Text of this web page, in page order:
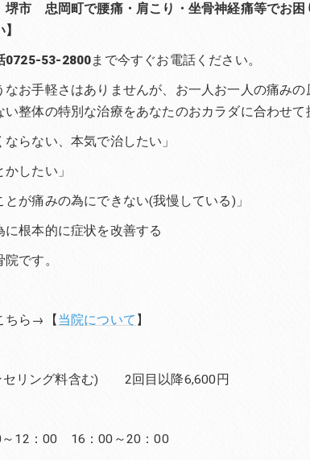
市 忠岡町で腰痛・肩こり・坐骨神経痛等でお困
0725-53-2800まで今すぐお電話ください。
なお手軽さはありませんが、お一人お一人の痛み
い整体の特別な治療をあなたのおカラダに合わせて
ならない、本気で治したい」
したい」
とが痛みの為にできない(我慢している)」
に根本的に症状を改善する
です。
ちら→【 当院について 】
セリング料含む) 2回目以降6,600円
～12：00 16：00～20：00